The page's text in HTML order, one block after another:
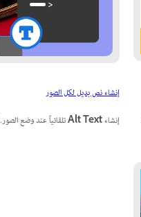
إنشاء نص بديل لكل الصور
إنشاءAlt Textتلقائياً عند وضع